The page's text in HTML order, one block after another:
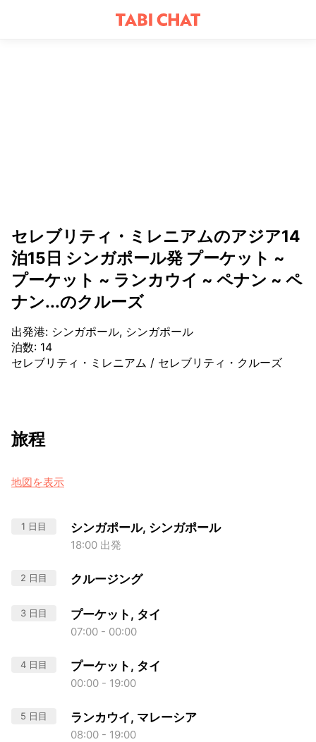
セレブリティ・ミレニアムのアジア14
泊15日 シンガポール発 プーケット ~
プーケット ~ ランカウイ ~ ペナン ~ ペ
ナン...のクルーズ
出発港: シンガポール, シンガポール
泊数: 14
セレブリティ・ミレニアム / セレブリティ・クルーズ
旅程
地図を表示
1 日目 シンガポール, シンガポール
18:00 出発
2 日目 クルージング
3 日目 プーケット, タイ
07:00 - 00:00
4 日目 プーケット, タイ
00:00 - 19:00
5 日目 ランカウイ, マレーシア
08:00 - 19:00